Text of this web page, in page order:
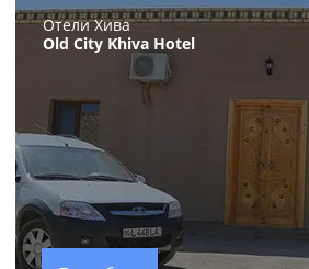
Отели Хива
Old City Khiva Hotel